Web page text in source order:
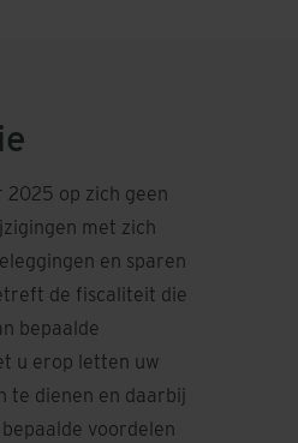
2025 op zich geen
met zich
en sparen
de fiscaliteit die
bepaalde
u erop letten uw
te dienen en daarbij
voordelen